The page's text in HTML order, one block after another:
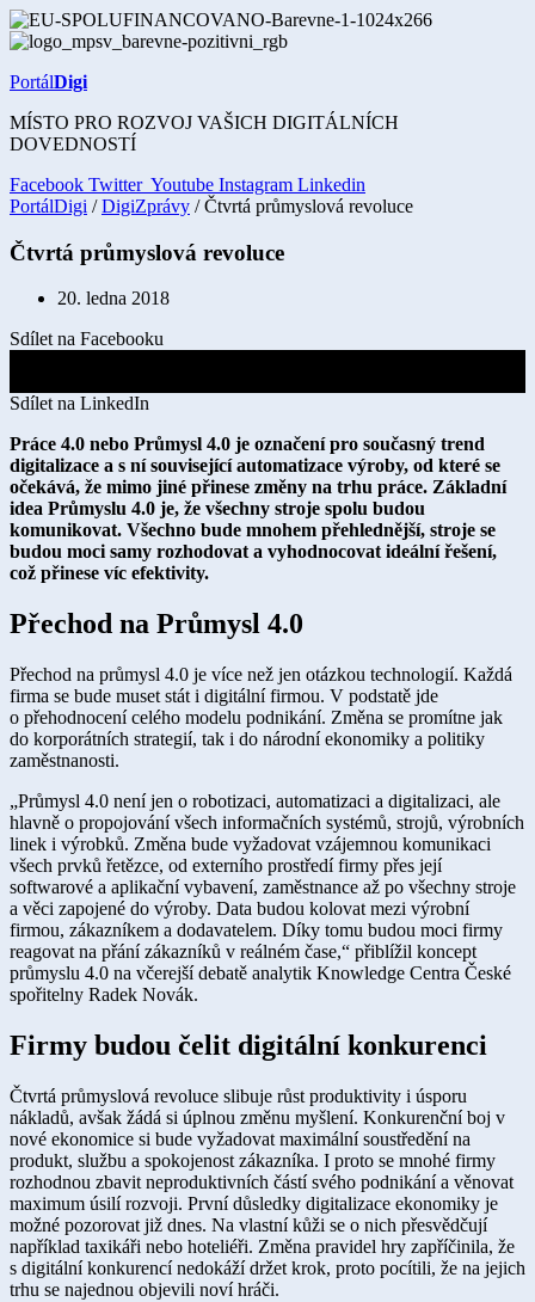
Přejít
k
PortálDigi
MÍSTO PRO ROZVOJ VAŠICH DIGITÁLNÍCH
DOVEDNOSTÍ
Facebook Twitter Youtube Instagram Linkedin
PortálDigi /DigiZprávy / Čtvrtá průmyslová revoluce
Čtvrtá průmyslová revoluce
20. ledna 2018
Sdílet na Facebooku
Sdílet na LinkedIn
Práce 4.0 nebo Průmysl 4.0 je označení pro současný trend
digitalizace a s ní související automatizace výroby, od které se
očekává, že mimo jiné přinese změny na trhu práce. Základní
idea Průmyslu 4.0 je, že všechny stroje spolu budou
komunikovat. Všechno bude mnohem přehlednější, stroje se
budou moci samy rozhodovat a vyhodnocovat ideální řešení,
což přinese víc efektivity.​
Přechod​​ na Průmysl 4.0
Přechod na průmysl 4.0 je více než jen otázkou technologií. Každá
firma se bude muset stát i digitální firmou. V podstatě jde
o přehodnocení celého modelu podnikání. Změna se promítne jak
do korporátních strategií, tak i do národní ekonomiky a politiky
zaměstnanosti.
„Průmysl 4.0 není jen o robotizaci, automatizaci a digitalizaci, ale
hlavně o propojování všech informačních systémů, strojů, výrobních
linek i výrobků. Změna bude vyžadovat vzájemnou komunikaci
všech prvků řetězce, od externího prostředí firmy přes její
softwarové a aplikační vybavení, zaměstnance až po všechny stroje
a věci zapojené do výroby. Data budou kolovat mezi výrobní
firmou, zákazníkem a dodavatelem. Díky tomu budou moci firmy
reagovat na přání zákazníků v reálném čase,“ přiblížil koncept
průmyslu 4.0 na včerejší debatě analytik Knowledge Centra České
spořitelny Radek Novák.
Firmy budou čelit dig​​itální konkurenci
Čtvrtá průmyslová revoluce slibuje růst produktivity i úsporu
nákladů, avšak žádá si úplnou změnu myšlení. Konkurenční boj v
nové ekonomice si bude vyžadovat maximální soustředění na
produkt, službu a spokojenost zákazníka. I proto se mnohé firmy
rozhodnou zbavit neproduktivních částí svého podnikání a věnovat
maximum úsilí rozvoji. První důsledky digitalizace ekonomiky je
možné pozorovat již dnes. Na vlastní kůži se o nich přesvědčují
například taxikáři nebo hoteliéři. Změna pravidel hry zapříčinila, že
s digitální konkurencí nedokáží držet krok, proto pocítili, že na jejich
trhu se najednou objevili noví hráči.